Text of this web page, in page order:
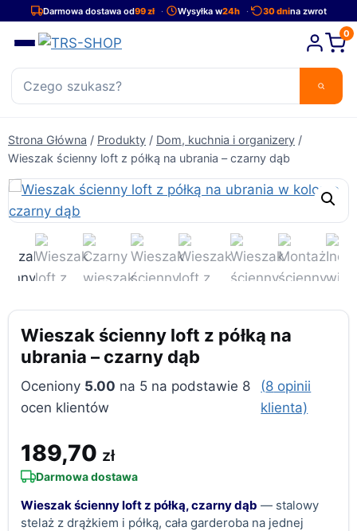
PrzejdźDarmowa dostawa od99 zł Wysyłka w24h 30 dnina zwrot
0
Strona Główna / Produkty / Dom, kuchnia i organizery /
Wieszak ścienny loft z półką na ubrania – czarny dąb
Wieszak ścienny loft z półką na
ubrania – czarny dąb
Oceniony 5.00 na 5 na podstawie 8
ocen klientów
(8 opinii
klienta)
189,70 zł
Darmowa dostawa
Wieszak ścienny loft z półką, czarny dąb — stalowy
stelaż z drążkiem i półką, cała garderoba na jednej